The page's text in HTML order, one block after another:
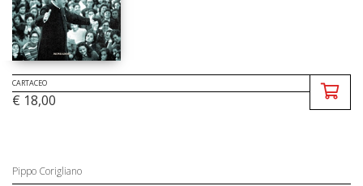
CARTACEO
€ 18,00
Pippo Corigliano